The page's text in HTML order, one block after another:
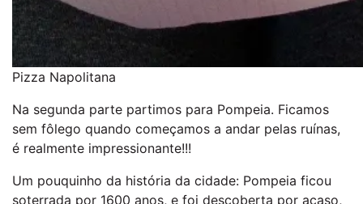
Pizza Napolitana
Na segunda parte partimos para Pompeia. Ficamos
sem fôlego quando começamos a andar pelas ruínas,
é realmente impressionante!!!
Um pouquinho da história da cidade: Pompeia ficou
soterrada por 1600 anos, e foi descoberta por acaso,